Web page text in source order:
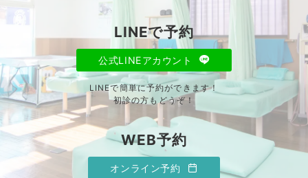
LINEで予約
公式LINEアカウント
LINEで簡単に予約ができます！
初診の方もどうぞ！
WEB予約
オンライン予約